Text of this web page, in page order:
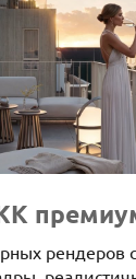
рендеров